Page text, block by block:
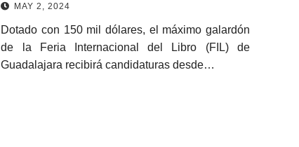
MAY 2, 2024
Dotado con 150 mil dólares, el máximo galardón
de la Feria Internacional del Libro (FIL) de
Guadalajara recibirá candidaturas desde…